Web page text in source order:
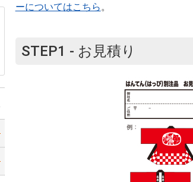
ーについてはこちら 。
STEP1 - お見積り